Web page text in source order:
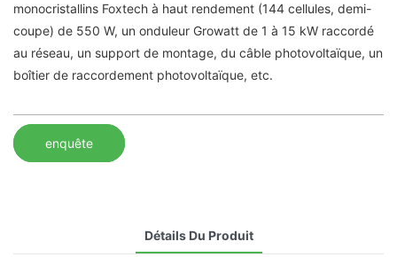
monocristallins Foxtech à haut rendement (144 cellules, demi-
coupe) de 550 W, un onduleur Growatt de 1 à 15 kW raccordé
au réseau, un support de montage, du câble photovoltaïque, un
boîtier de raccordement photovoltaïque, etc.
enquête
Détails Du Produit